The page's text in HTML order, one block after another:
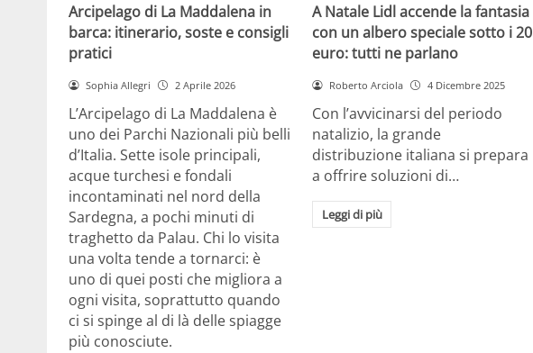
Arcipelago di La Maddalena in
barca: itinerario, soste e consigli
pratici
Sophia Allegri 2 Aprile 2026
L’Arcipelago di La Maddalena è
uno dei Parchi Nazionali più belli
d’Italia. Sette isole principali,
acque turchesi e fondali
incontaminati nel nord della
Sardegna, a pochi minuti di
traghetto da Palau. Chi lo visita
una volta tende a tornarci: è
uno di quei posti che migliora a
ogni visita, soprattutto quando
ci si spinge al di là delle spiagge
più conosciute.
A Natale Lidl accende la fantasia
con un albero speciale sotto i 20
euro: tutti ne parlano
Roberto Arciola 4 Dicembre 2025
Con l’avvicinarsi del periodo
natalizio, la grande
distribuzione italiana si prepara
a offrire soluzioni di…
Leggi di più